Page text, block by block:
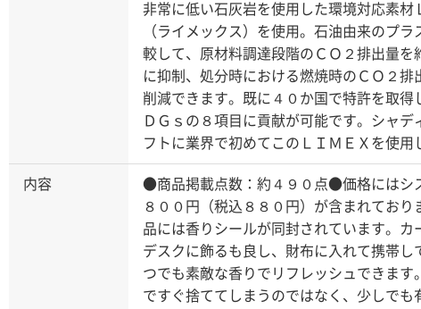
非常に低い石灰岩を使用した環境対応素材
（ライメックス）を使用。石油由来のプラ
較して、原材料調達段階のＣＯ２排出量を
に抑制、処分時における燃焼時のＣＯ２排
削減できます。既に４０か国で特許を取得
ＤＧｓの８項目に貢献が可能です。シャデ
フトに業界で初めてこのＬＩＭＥＸを使用
内容
●商品掲載点数：約４９０点●価格にはシ
８００円（税込８８０円）が含まれてお
品には香りシールが同封されています。カ
デスクに飾るも良し、財布に入れて携帯し
つでも素敵な香りでリフレッシュできます
ですぐ捨ててしまうのではなく、少しでも